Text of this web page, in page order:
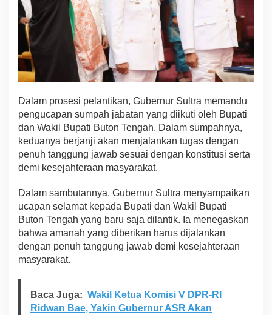
2
0
3
0
Dalam prosesi pelantikan, Gubernur Sultra memandu
pengucapan sumpah jabatan yang diikuti oleh Bupati
dan Wakil Bupati Buton Tengah. Dalam sumpahnya,
keduanya berjanji akan menjalankan tugas dengan
penuh tanggung jawab sesuai dengan konstitusi serta
demi kesejahteraan masyarakat.
Dalam sambutannya, Gubernur Sultra menyampaikan
ucapan selamat kepada Bupati dan Wakil Bupati
Buton Tengah yang baru saja dilantik. Ia menegaskan
bahwa amanah yang diberikan harus dijalankan
dengan penuh tanggung jawab demi kesejahteraan
masyarakat.
Baca Juga: Wakil Ketua Komisi V DPR-RI
Ridwan Bae, Yakin Gubernur ASR Akan